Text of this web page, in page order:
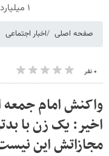
۱ میلیارد اعتبار خرید طلا | بدون ضامن و چک
صفحه اصلی اخبار اجتماعی
۰ نفر
واکنش امام
اخیر: یک زن با
مجازاتش این